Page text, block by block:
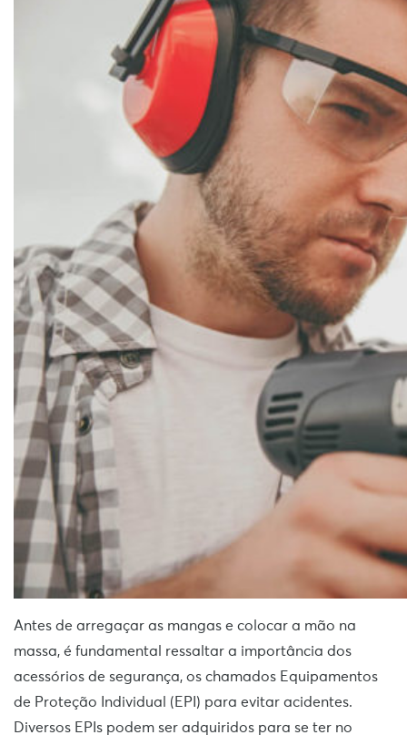
Antes de arregaçar as mangas e colocar a mão na
massa, é fundamental ressaltar a importância dos
acessórios de segurança, os chamados Equipamentos
de Proteção Individual (EPI) para evitar acidentes.
Diversos EPIs podem ser adquiridos para se ter no